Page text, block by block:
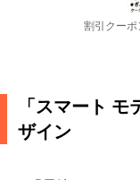
割引クー
「スマート
ザイン